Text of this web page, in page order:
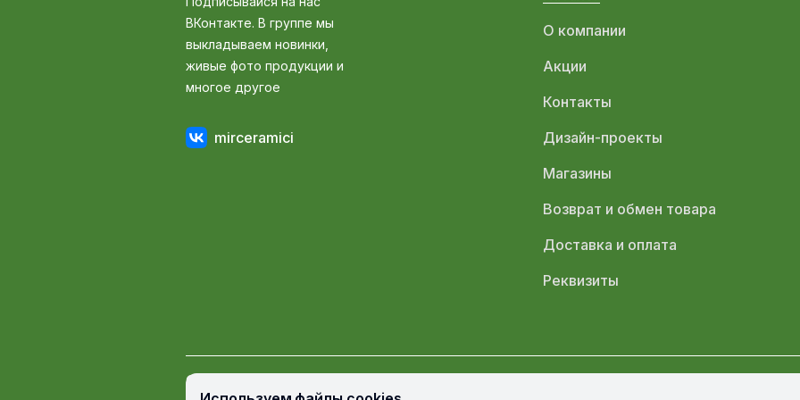
ВКонтакте. В группе мы
выкладываем новинки,
живые фото продукции и
многое другое
mirceramici
О компании
Акции
Контакты
Дизайн-проекты
Магазины
Возврат и обмен товара
Доставка и оплата
Реквизиты
© Мир Керамики, 2009 — 2026